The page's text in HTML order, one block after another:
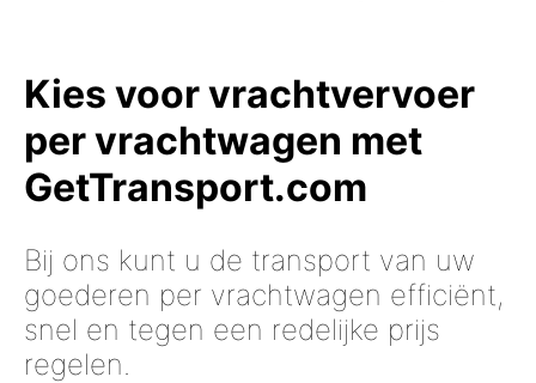
Kies voor vrachtvervoer
per vrachtwagen met
GetTransport.com
Bij ons kunt u de transport van uw
goederen per vrachtwagen efficiënt,
snel en tegen een redelijke prijs
regelen.